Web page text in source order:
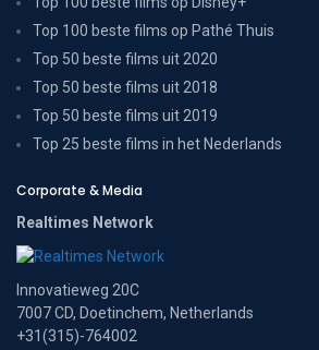
Top 100 beste films op Pathé Thuis
Top 50 beste films uit 2020
Top 50 beste films uit 2018
Top 50 beste films uit 2019
Top 25 beste films in het Nederlands
Corporate & Media
Realtimes Network
Innovatieweg 20C
7007 CD, Doetinchem, Netherlands
+31(315)-764002